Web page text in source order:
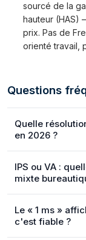
sourcé de la
hauteur (HAS)
prix. Pas de
orienté travail,
Questions
Quelle
en 2026 ?
IPS ou VA :
mixte
Le « 1 ms »
c'est fiable ?